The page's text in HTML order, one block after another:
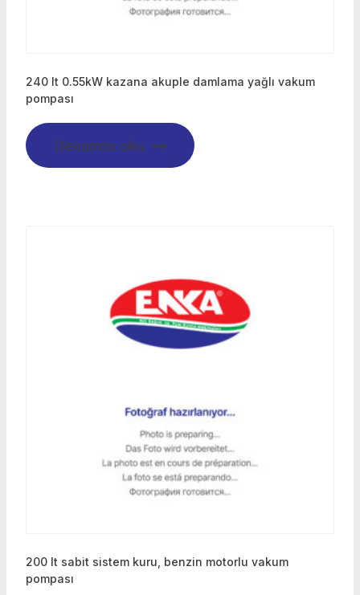
240 lt 0.55kW kazana akuple damlama yağlı vakum
pompası
Devamını oku
200 lt sabit sistem kuru, benzin motorlu vakum
pompası